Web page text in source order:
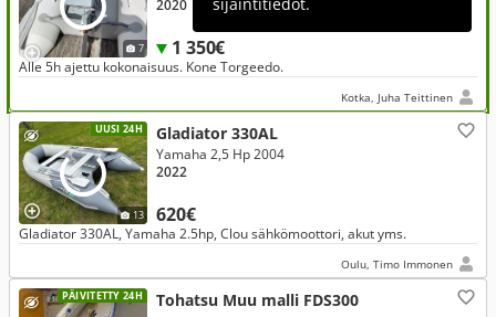
7 1 350€
2020
Alle 5h ajettu kokonaisuus. Kone Torgeedo.
Kotka, Juha Teittinen
UUSI 24H
13
Gladiator 330AL
620€
Yamaha 2,5 Hp 2004
2022
Gladiator 330AL, Yamaha 2.5hp, Clou sähkömoottori, akut yms.
Oulu, Timo Immonen
PÄIVITETTY 24H Tohatsu Muu malli FDS300